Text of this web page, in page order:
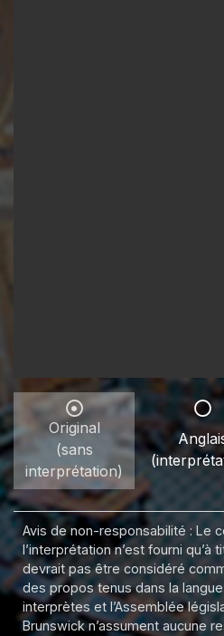
Original
(sans
interprétation)
Avis de non-responsabilité : Le
l’interprétation n’est fourni qu’à
devrait pas être considéré
des propos tenus dans la
interprètes et l’Assemblée
Brunswick n’assument aucune